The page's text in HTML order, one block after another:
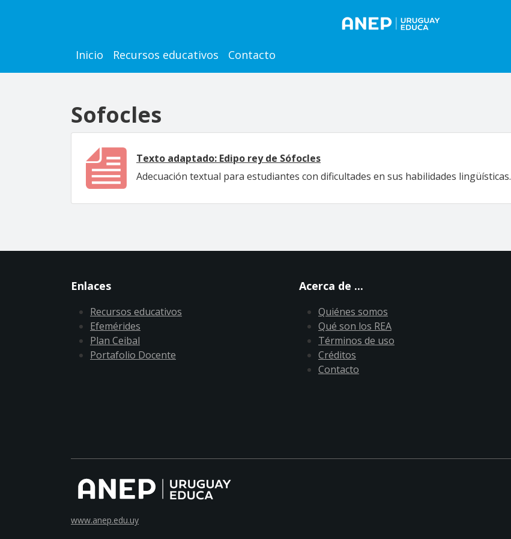
Main navigation
Inicio Recursos educativos Contacto
Sofocles
Texto adaptado: Edipo rey de Sófocles
Adecuación textual para estudiantes con dificultades en sus habilidades lingüísticas.
Enlaces
Recursos educativos
Efemérides
Plan Ceibal
Portafolio Docente
Acerca de ...
Quiénes somos
Qué son los REA
Términos de uso
Créditos
Contacto
www.anep.edu.uy